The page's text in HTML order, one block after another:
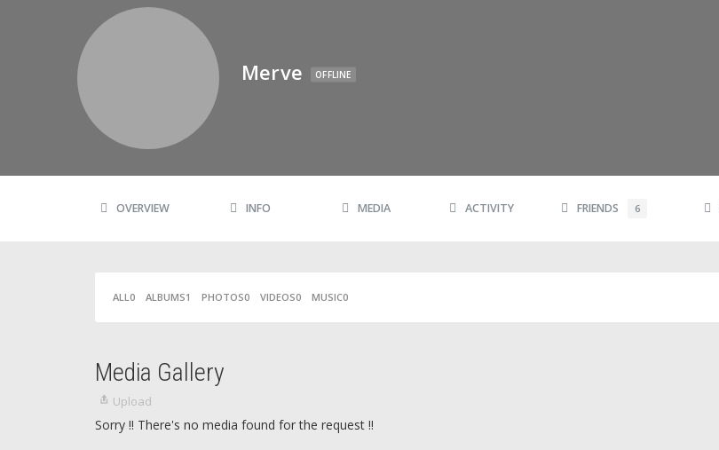
Merve OFFLINE
OVERVIEW INFO MEDIA ACTIVITY FRIENDS 6
ALL0 ALBUMS1 PHOTOS0 VIDEOS0 MUSIC0
Media Gallery
Upload
Sorry !! There's no media found for the request !!